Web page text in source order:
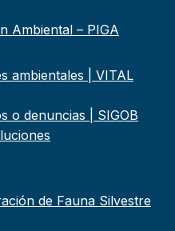
Ambiental – PIGA
ambientales | VITAL
o denuncias | SIGOB
de Fauna Silvestre